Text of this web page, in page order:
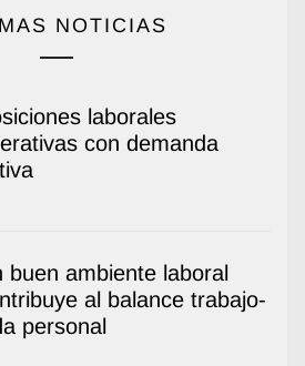
NOTICIAS
laborales
con demanda
buen ambiente laboral
al balance trabajo-
personal